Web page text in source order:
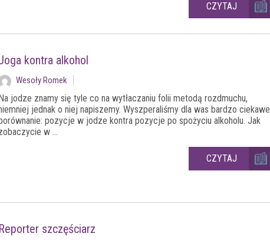
CZYTAJ
kontra alkohol
Wesoły Romek
jodze znamy się tyle co na wytłaczaniu folii metodą rozdmuchu,
jednak o niej napiszemy. Wyszperaliśmy dla was bardzo ciekawe
pozycje w jodze kontra pozycje po spożyciu alkoholu. Jak
w ...
CZYTAJ
Reporter szczęściarz